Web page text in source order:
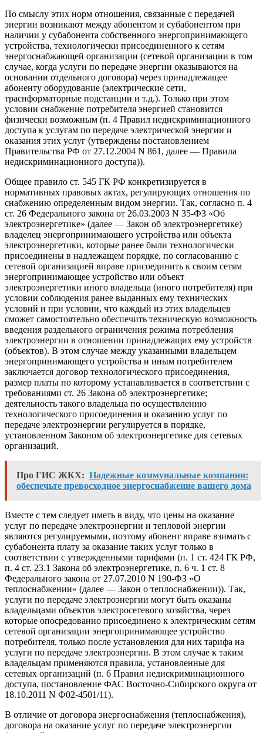
По смыслу этих норм отношения, связанные с передачей
энергии возникают между абонентом и субабонентом при
наличии у субабонента собственного энергопринимающего
устройства, технологически присоединенного к сетям
энергоснабжающей организации (сетевой организации в том
случае, когда услуги по передаче энергии оказываются на
основании отдельного договора) через принадлежащее
абоненту оборудование (электрические сети,
траснформаторные подстанции и т.д.). Только при этом
условии снабжение потребителя энергией становится
физически возможным (п. 4 Правил недискриминационного
доступа к услугам по передаче электрической энергии и
оказания этих услуг (утверждены постановлением
Правительства РФ от 27.12.2004 N 861, далее — Правила
недискриминационного доступа)).
Общее правило ст. 545 ГК РФ конкретизируется в
нормативных правовых актах, регулирующих отношения по
снабжению определенным видом энергии. Так, согласно п. 4
ст. 26 Федерального закона от 26.03.2003 N 35-ФЗ «Об
электроэнергетике» (далее — Закон об электроэнергетике)
владелец энергопринимающего устройства или объекта
электроэнергетики, которые ранее были технологически
присоединены в надлежащем порядке, по согласованию с
сетевой организацией вправе присоединить к своим сетям
энергопринимающее устройство или объект
электроэнергетики иного владельца (иного потребителя) при
условии соблюдения ранее выданных ему технических
условий и при условии, что каждый из этих владельцев
сможет самостоятельно обеспечить техническую возможность
введения раздельного ограничения режима потребления
электроэнергии в отношении принадлежащих ему устройств
(объектов). В этом случае между указанными владельцем
энергопринимающего устройства и иным потребителем
заключается договор технологического присоединения,
размер платы по которому устанавливается в соответствии с
требованиями ст. 26 Закона об электроэнергетике;
деятельность такого владельца по осуществлению
технологического присоединения и оказанию услуг по
передаче электроэнергии регулируется в порядке,
установленном Законом об электроэнергетике для сетевых
организаций.
Про ГИС ЖКХ: Надежные коммунальные компании:
обеспечьте превосходное энергоснабжение вашего дома
Вместе с тем следует иметь в виду, что цены на оказание
услуг по передаче электроэнергии и тепловой энергии
являются регулируемыми, поэтому абонент вправе взимать с
субабонента плату за оказание таких услуг только в
соответствии с утвержденными тарифами (п. 1 ст. 424 ГК РФ,
п. 4 ст. 23.1 Закона об электроэнергетике, п. 6 ч. 1 ст. 8
Федерального закона от 27.07.2010 N 190-ФЗ «О
теплоснабжении» (далее — Закон о теплоснабжении)). Так,
услуги по передаче электроэнергии могут быть оказаны
владельцами объектов электросетевого хозяйства, через
которые опосредованно присоединено к электрическим сетям
сетевой организации энергопринимающее устройство
потребителя, только после установления для них тарифа на
услуги по передаче электроэнергии. В этом случае к таким
владельцам применяются правила, установленные для
сетевых организаций (п. 6 Правил недискриминационного
доступа, постановление ФАС Восточно-Сибирского округа от
18.10.2011 N Ф02-4501/11).
В отличие от договора энергоснабжения (теплоснабжения),
договора на оказание услуг по передаче электроэнергии